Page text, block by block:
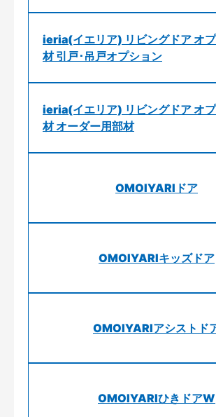
ieria(イエリア) リビングドア オ
材 引戸･吊戸オプション
ieria(イエリア) リビングドア オ
材 オーダー用部材
OMOIYARIドア
OMOIYARIキッズドア
OMOIYARIアシストド
OMOIYARIひきドアW